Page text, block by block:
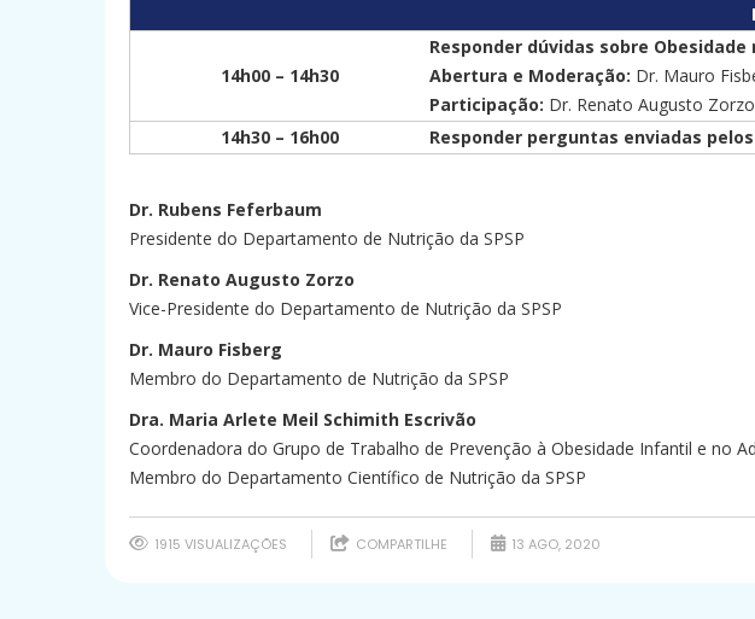
14h00 – 14h30
Responder dúvidas sobre
Abertura e Moderação: Dr. Mauro
Participação: Dr. Renato Augusto
14h30 – 16h00
Responder perguntas enviadas
Dr. Rubens Feferbaum
Presidente do Departamento de Nutrição da SPSP
Dr. Renato Augusto Zorzo
Vice-Presidente do Departamento de Nutrição da SPSP
Dr. Mauro Fisberg
Membro do Departamento de Nutrição da SPSP
Dra. Maria Arlete Meil Schimith Escrivão
Coordenadora do Grupo de Trabalho de Prevenção à Obesidade Infantil e no
Membro do Departamento Científico de Nutrição da SPSP
1915 VISUALIZAÇÕES COMPARTILHE 13 AGO, 2020